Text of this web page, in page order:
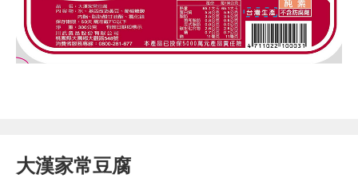
大漢家常豆腐